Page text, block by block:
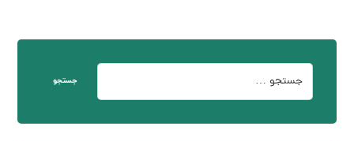
جستجو